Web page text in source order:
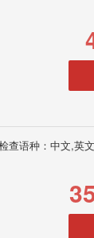
查语种：中文,英文